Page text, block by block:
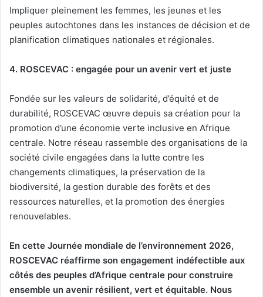
Impliquer pleinement les femmes, les jeunes et les
peuples autochtones dans les instances de décision et de
planification climatiques nationales et régionales.
4. ROSCEVAC : engagée pour un avenir vert et juste
Fondée sur les valeurs de solidarité, d’équité et de
durabilité, ROSCEVAC œuvre depuis sa création pour la
promotion d’une économie verte inclusive en Afrique
centrale. Notre réseau rassemble des organisations de la
société civile engagées dans la lutte contre les
changements climatiques, la préservation de la
biodiversité, la gestion durable des forêts et des
ressources naturelles, et la promotion des énergies
renouvelables.
En cette Journée mondiale de l’environnement 2026,
ROSCEVAC réaffirme son engagement indéfectible aux
côtés des peuples d’Afrique centrale pour construire
ensemble un avenir résilient, vert et équitable. Nous